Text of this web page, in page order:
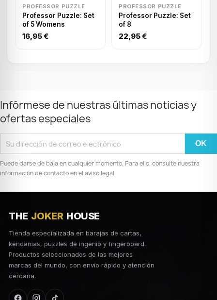
PROFESSOR PUZZLE
Professor Puzzle: Set
of 5 Womens
16,95 €
PROFESSOR PUZZLE
Professor Puzzle: Set
of 8
22,95 €
Infórmese de nuestras últimas noticias y
ofertas especiales
Puede darse de baja en cualquier momento. Para ello, consulte nuestra
información de contacto en el aviso legal.
THE JOKER HOUSE
Tienda especializada en barajas de cartas,
kendamas, puzzles de ingenio y fingerboard.
Productos seleccionados de las mejores
marcas del mundo, con envío rápido y atención
cercana.